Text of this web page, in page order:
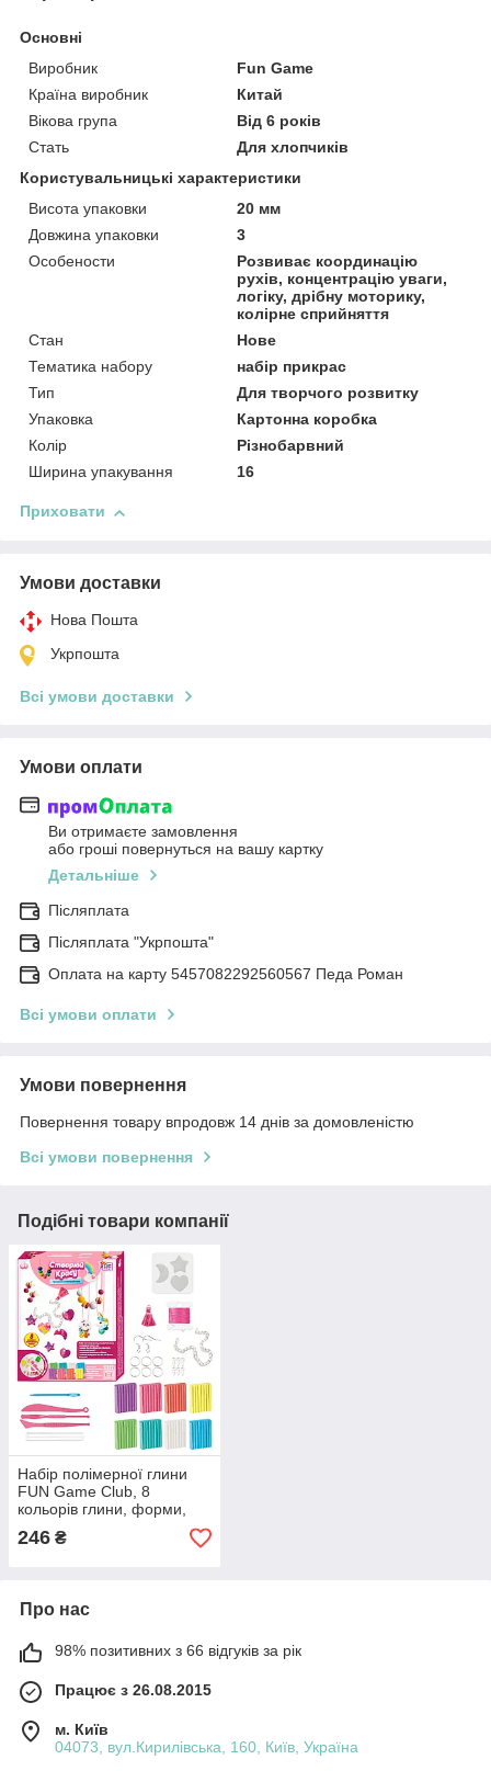
Основні
Виробник
Fun Game
Країна виробник
Китай
Вікова група
Від 6 років
Стать
Для хлопчиків
Користувальницькі характеристики
Висота упаковки
20 мм
Довжина упаковки
3
Особености
Розвиває координацію
рухів, концентрацію уваги,
логіку, дрібну моторику,
колірне сприйняття
Стан
Нове
Тематика набору
набір прикрас
Тип
Для творчого розвитку
Упаковка
Картонна коробка
Колір
Різнобарвний
Ширина упакування
16
Приховати
Умови доставки
Нова Пошта
Укрпошта
Всі умови доставки
Умови оплати
Ви отримаєте замовлення
або гроші повернуться на вашу картку
Детальніше
Післяплата
Післяплата "Укрпошта"
Оплата на карту 5457082292560567 Педа Роман
Всі умови оплати
Умови повернення
Повернення товару впродовж 14 днів за домовленістю
Всі умови повернення
Подібні товари компанії
Набір полімерної глини
FUN Game Club, 8
кольорів глини, форми,
фурнітура, ланцюжок,
еластичний шнур, в
246 ₴
Про нас
98% позитивних з 66 відгуків за рік
Працює з 26.08.2015
м. Київ
04073, вул.Кирилівська, 160, Київ, Україна